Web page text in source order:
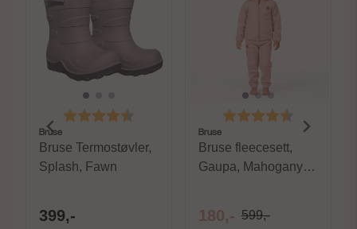
Karakter:
Bruse
Bruse Termostøvler,
Splash, Fawn
399,-
Karakter:
Bruse
Bruse fleecesett,
Gaupa, Mahogany
180,- 599,-